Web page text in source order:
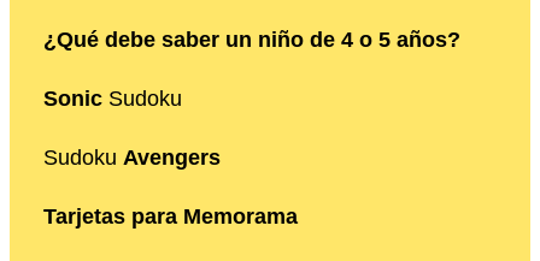
¿Qué debe saber un niño de 4 o 5 años?
Sonic Sudoku
Sudoku Avengers
Tarjetas para Memorama